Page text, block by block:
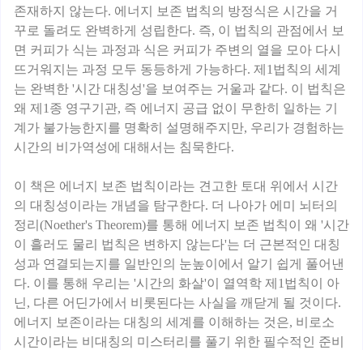
존재하지 않는다. 에너지 보존 법칙의 방정식은 시간을 거
꾸로 돌려도 완벽하게 성립한다. 즉, 이 법칙의 관점에서 보
면 커피가 식는 과정과 식은 커피가 주변의 열을 모아 다시
뜨거워지는 과정 모두 동등하게 가능하다. 제1법칙의 세계
는 완벽한 '시간 대칭성'을 보여주는 거울과 같다. 이 법칙은
왜 제1종 영구기관, 즉 에너지 공급 없이 무한히 일하는 기
계가 불가능한지를 명확히 설명해주지만, 우리가 경험하는
시간의 비가역성에 대해서는 침묵한다.
이 책은 에너지 보존 법칙이라는 견고한 토대 위에서 시간
의 대칭성이라는 개념을 탐구한다. 더 나아가 에미 뇌터의
정리(Noether's Theorem)를 통해 에너지 보존 법칙이 왜 '시간
이 흘러도 물리 법칙은 변하지 않는다'는 더 근본적인 대칭
성과 연결되는지를 일반인의 눈높이에서 알기 쉽게 풀어낸
다. 이를 통해 우리는 '시간의 화살'이 열역학 제1법칙이 아
닌, 다른 어딘가에서 비롯된다는 사실을 깨닫게 될 것이다.
에너지 보존이라는 대칭의 세계를 이해하는 것은, 비로소
시간이라는 비대칭의 미스터리를 풀기 위한 필수적인 준비